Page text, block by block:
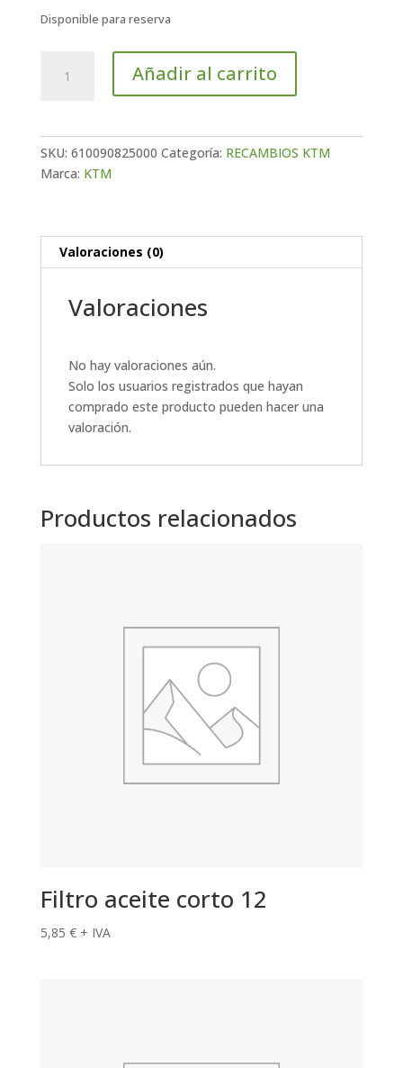
Disponible para reserva
M25x1,5
Añadir al carrito
SKU: 610090825000 Categoría: RECAMBIOS KTM
Marca: KTM
Valoraciones (0)
Valoraciones
No hay valoraciones aún.
Solo los usuarios registrados que hayan
comprado este producto pueden hacer una
valoración.
Productos relacionados
Filtro aceite corto 12
5,85 € + IVA